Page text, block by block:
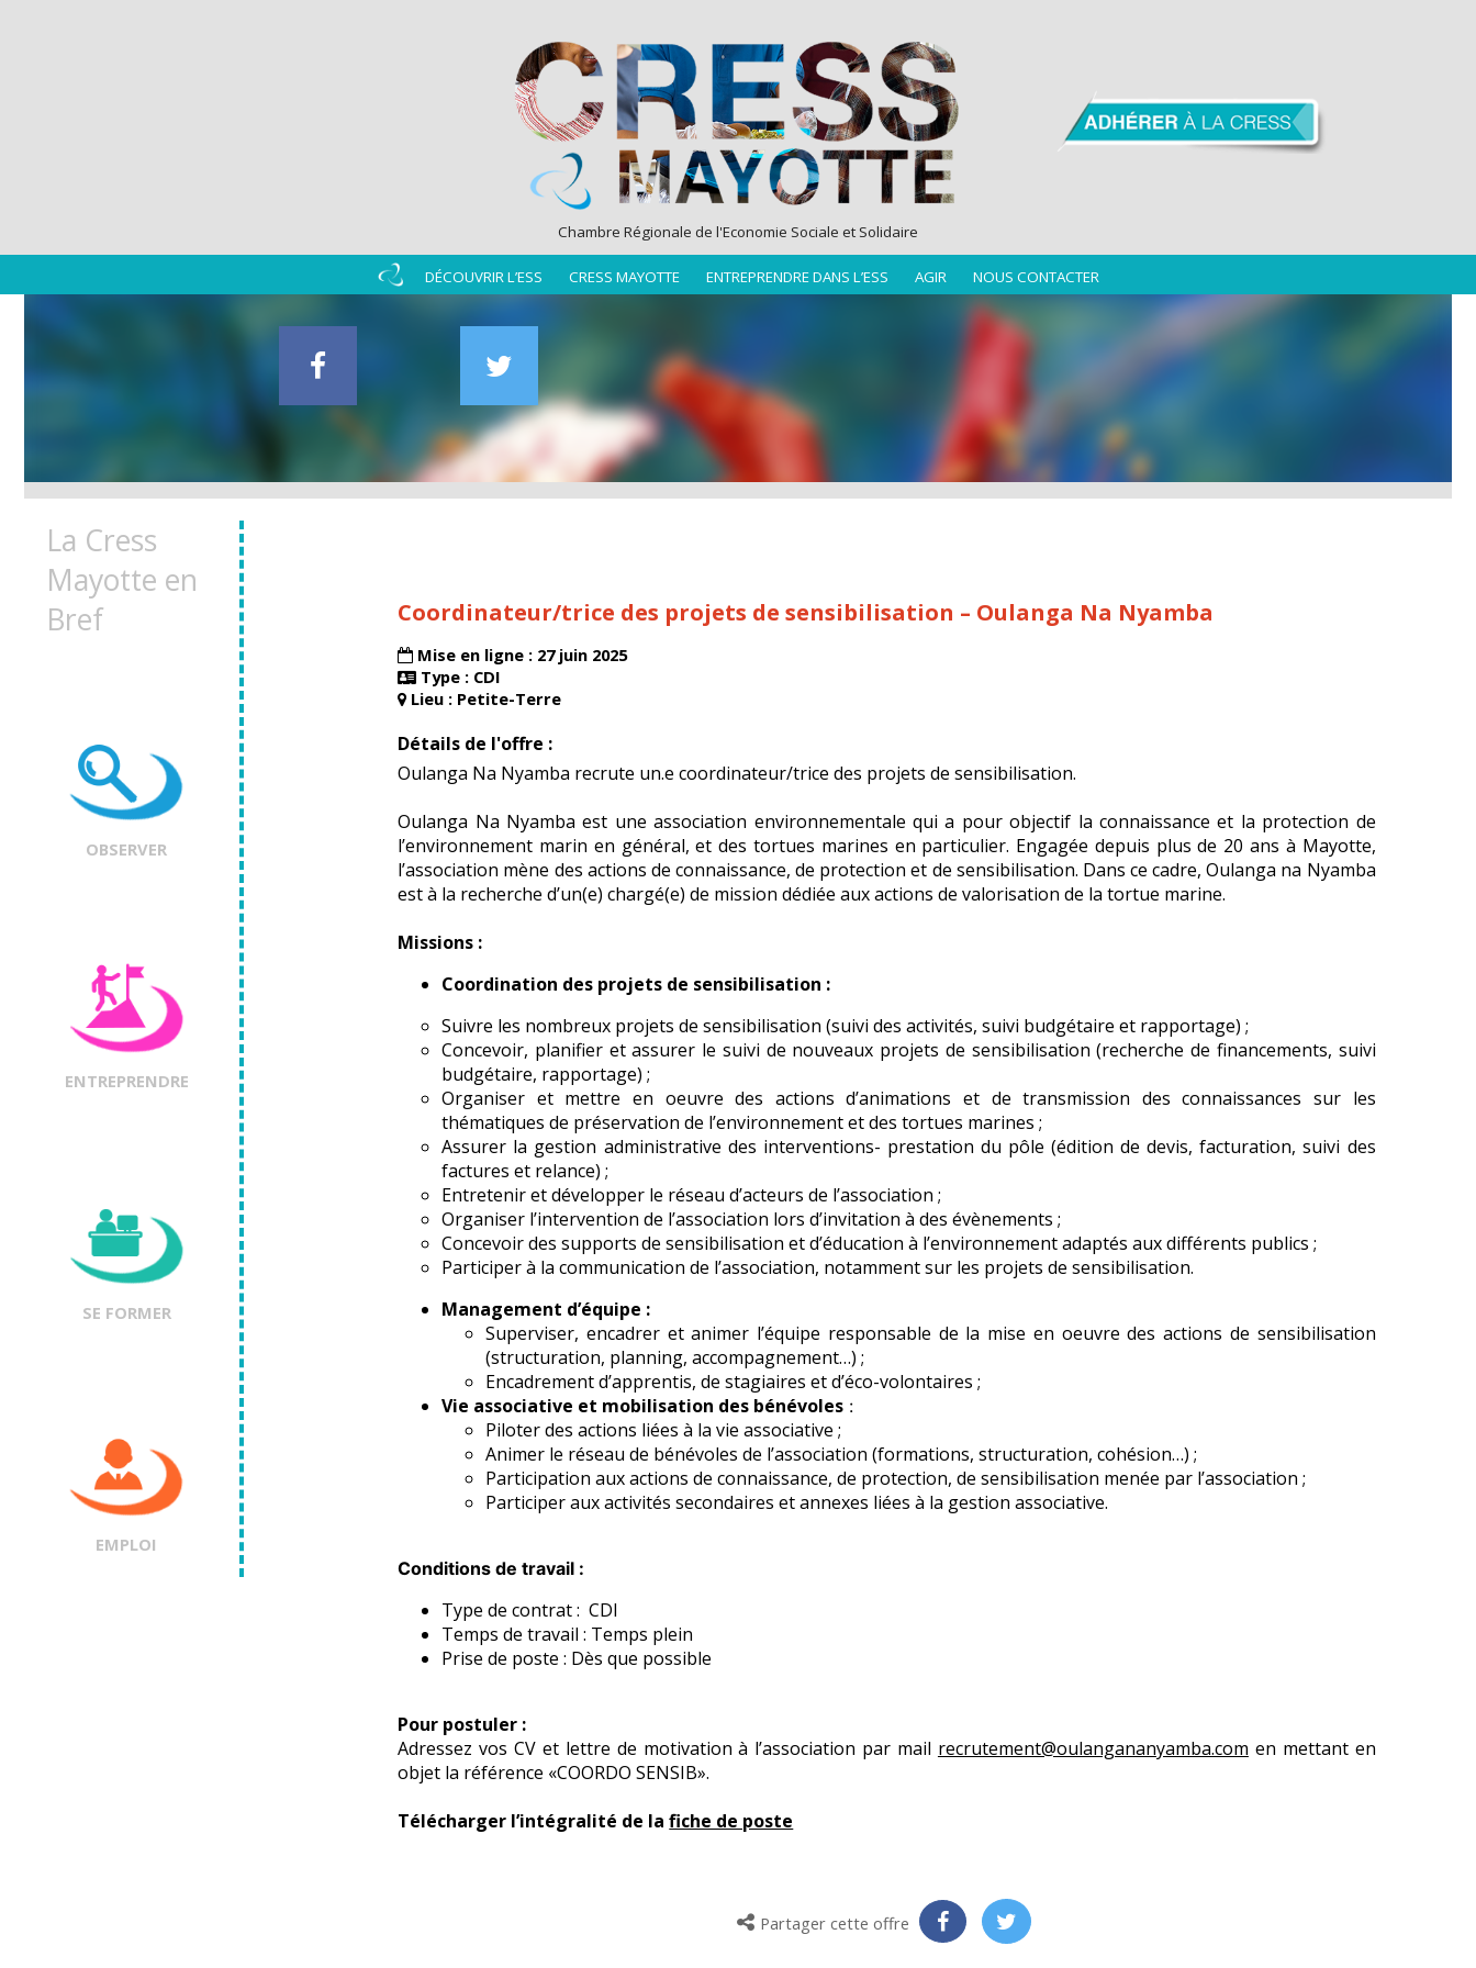
Chambre Régionale de l'Economie Sociale et Solidaire
DÉCOUVRIR L’ESS CRESS MAYOTTE ENTREPRENDRE DANS L’ESS AGIR NOUS CONTACTER
La Cress
Mayotte en
Bref
OBSERVER
ENTREPRENDRE
SE FORMER
EMPLOI
Coordinateur/trice des projets de sensibilisation – Oulanga Na Nyamba
Mise en ligne : 27 juin 2025
Type : CDI
Lieu : Petite-Terre
Détails de l'offre :
Oulanga Na Nyamba recrute un.e coordinateur/trice des projets de sensibilisation.
Oulanga Na Nyamba est une association environnementale qui a pour objectif la connaissance et la protection de
l’environnement marin en général, et des tortues marines en particulier. Engagée depuis plus de 20 ans à Mayotte,
l’association mène des actions de connaissance, de protection et de sensibilisation. Dans ce cadre, Oulanga na Nyamba
est à la recherche d’un(e) chargé(e) de mission dédiée aux actions de valorisation de la tortue marine.
Missions :
Coordination des projets de sensibilisation :
Suivre les nombreux projets de sensibilisation (suivi des activités, suivi budgétaire et rapportage) ;
Concevoir, planifier et assurer le suivi de nouveaux projets de sensibilisation (recherche de financements, suivi
budgétaire, rapportage) ;
Organiser et mettre en oeuvre des actions d’animations et de transmission des connaissances sur les
thématiques de préservation de l’environnement et des tortues marines ;
Assurer la gestion administrative des interventions- prestation du pôle (édition de devis, facturation, suivi des
factures et relance) ;
Entretenir et développer le réseau d’acteurs de l’association ;
Organiser l’intervention de l’association lors d’invitation à des évènements ;
Concevoir des supports de sensibilisation et d’éducation à l’environnement adaptés aux différents publics ;
Participer à la communication de l’association, notamment sur les projets de sensibilisation.
Management d’équipe :
Superviser, encadrer et animer l’équipe responsable de la mise en oeuvre des actions de sensibilisation
(structuration, planning, accompagnement…) ;
Encadrement d’apprentis, de stagiaires et d’éco-volontaires ;
Vie associative et mobilisation des bénévoles :
Piloter des actions liées à la vie associative ;
Animer le réseau de bénévoles de l’association (formations, structuration, cohésion…) ;
Participation aux actions de connaissance, de protection, de sensibilisation menée par l’association ;
Participer aux activités secondaires et annexes liées à la gestion associative.
Conditions de travail :
Type de contrat : CDI
Temps de travail : Temps plein
Prise de poste : Dès que possible
Pour postuler :
Adressez vos CV et lettre de motivation à l’association par mail recrutement@oulangananyamba.com en mettant en
objet la référence «COORDO SENSIB».
Télécharger l’intégralité de lafiche de poste
Partager cette offre